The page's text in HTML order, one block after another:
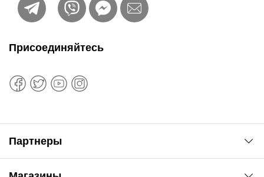
Присоединяйтесь
Партнеры